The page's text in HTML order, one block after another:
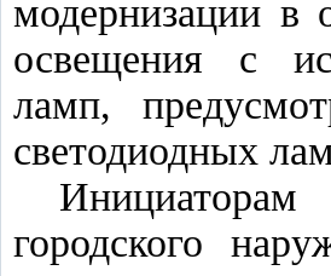
модернизации в
освещения с
ламп,
светодиодных
городского